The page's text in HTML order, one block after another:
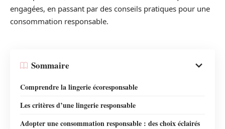
engagées, en passant par des conseils pratiques pour une
consommation responsable.
Sommaire
Comprendre la lingerie écoresponsable
Les critères d’une lingerie responsable
Adopter une consommation responsable : des choix éclairés